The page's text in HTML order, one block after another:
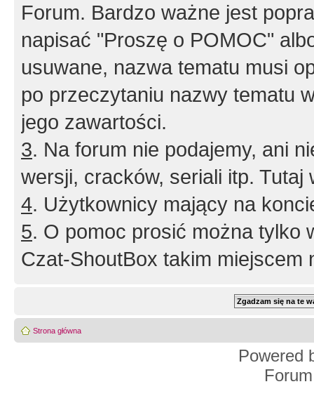
Forum. Bardzo ważne jest
napisać "Proszę o POMOC"
usuwane, nazwa tematu musi
po przeczytaniu nazwy tematu
jego zawartości.
3. Na forum nie podajemy, ani
wersji, cracków, seriali itp. Tutaj
4. Użytkownicy mający na
5. O pomoc prosić można tylko
Czat-ShoutBox takim miejscem
Strona główna
Powered